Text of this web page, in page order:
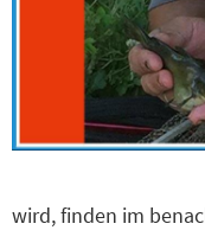
wird, finden im